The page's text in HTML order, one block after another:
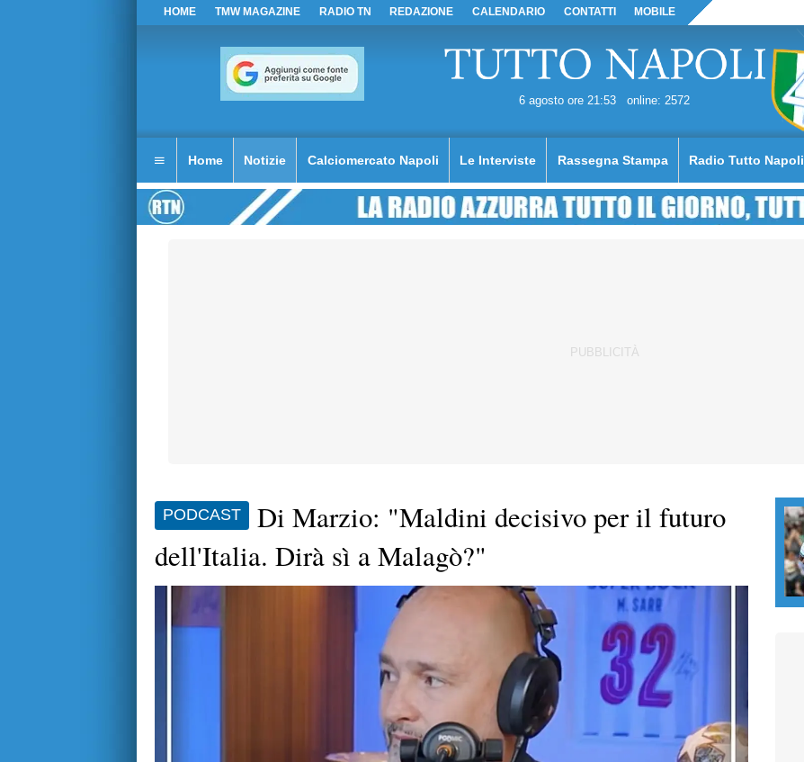
HOME TMW MAGAZINE RADIO TN REDAZIONE CALENDARIO CONTATTI MOBILE
6 agosto ore 21:53 online: 2572
Home Notizie Calciomercato Napoli Le Interviste Rassegna Stampa Radio Tutto Napoli
PODCAST
Di Marzio: "Maldini decisivo per il futuro
dell'Italia. Dirà sì a Malagò?"